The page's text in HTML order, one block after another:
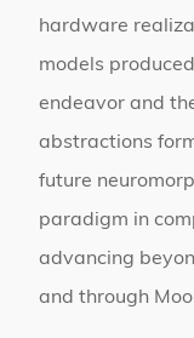
hardware
models
endeavor and
abstractions
future
paradigm in
advancing
and through